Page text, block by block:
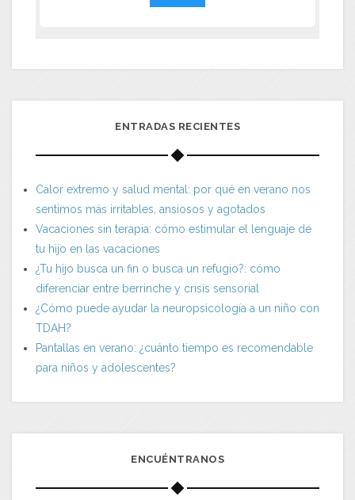
ENTRADAS RECIENTES
Calor extremo y salud mental: por qué en verano nos
sentimos más irritables, ansiosos y agotados
Vacaciones sin terapia: cómo estimular el lenguaje de
tu hijo en las vacaciones
¿Tu hijo busca un fin o busca un refugio?: cómo
diferenciar entre berrinche y crisis sensorial
¿Cómo puede ayudar la neuropsicología a un niño con
TDAH?
Pantallas en verano: ¿cuánto tiempo es recomendable
para niños y adolescentes?
ENCUÉNTRANOS